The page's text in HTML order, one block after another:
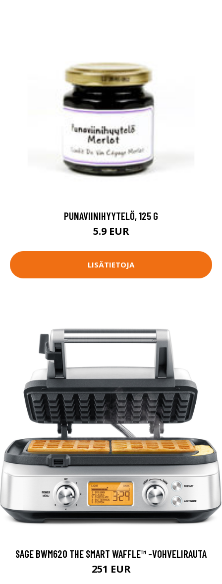
PUNAVIINIHYYTELÖ, 125 G
5.9 EUR
LISÄTIETOJA
SAGE BWM620 THE SMART WAFFLE™ -VOHVELIRAUTA
251 EUR